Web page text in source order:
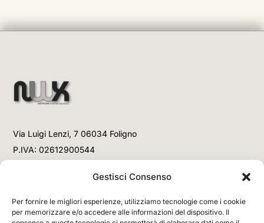
Gestisci Consenso
Per fornire le migliori esperienze, utilizziamo tecnologie come i cookie
per memorizzare e/o accedere alle informazioni del dispositivo. Il
Via Luigi Lenzi, 7 06034 Foligno
P.IVA: 02612900544
+39 3477853708 (Chiamata)